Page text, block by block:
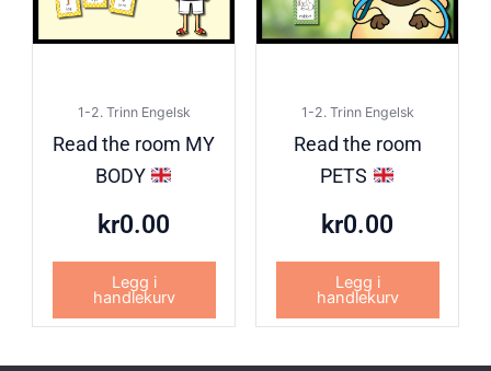
1-2. Trinn Engelsk
Read the room MY
BODY
kr0.00
Legg i
handlekurv
1-2. Trinn Engelsk
Read the room
PETS
kr0.00
Legg i
handlekurv